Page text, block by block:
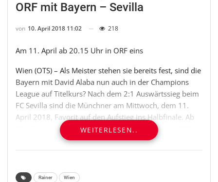
ORF mit Bayern – Sevilla
von 10. April 2018 11:02 218
Am 11. April ab 20.15 Uhr in ORF eins
Wien (OTS) – Als Meister stehen sie bereits fest, sind die
Bayern mit David Alaba nun auch in der Champions
League auf Titelkurs? Nach dem 2:1 Auswärtssieg beim
FC Sevilla sind die Münchner am Mittwoch, dem 11.
April 2018, Favorit auf den Aufstieg ins Halbfinale. Ab
20.15 Uhr melden sich live in ORF eins aus dem ORF-
CL-Studio Rainer Pariasek, Herbert Prohaska und
Roman Mählich. Kommentator in München ist Oliver
CL-Viertelfinales.
WEITERLESEN..
Rainer Wien